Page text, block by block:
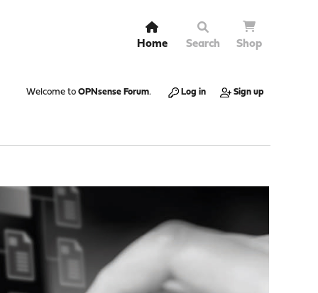
Home Search Shop
Welcome to OPNsense Forum. Log in Sign up